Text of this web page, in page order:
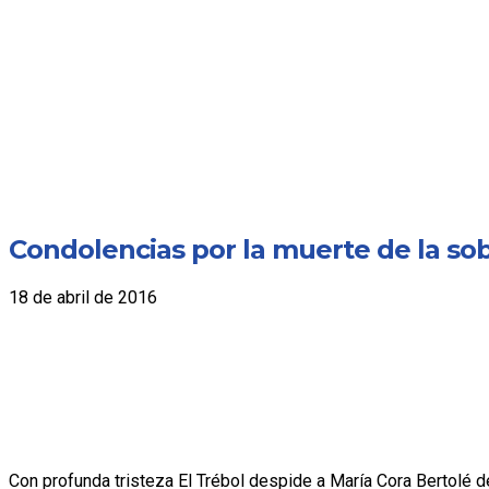
Condolencias por la muerte de la
18 de abril de 2016
Con profunda tristeza El Trébol despide a María Cora Bertolé